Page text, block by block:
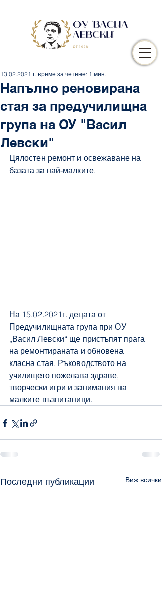
Напълно реновирана
стая за предучилищна
група на ОУ "Васил
Левски"
13.02.2021 г. време за четене: 1 мин.
Цялостен ремонт и освежаване на
базата за най-малките.
На 15.02.2021г. децата от
Предучилищната група при ОУ
„Васил Левски“ ще пристъпят прага
на ремонтираната и обновена
класна стая. Ръководството на
училището пожелава здраве,
творчески игри и занимания на
малките възпитаници.
Последни публикации Виж всички